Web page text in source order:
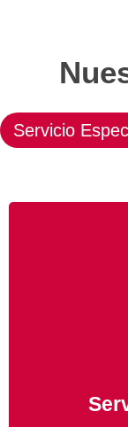
Servicio
Ofrecemos
competitivo,
adquirido un